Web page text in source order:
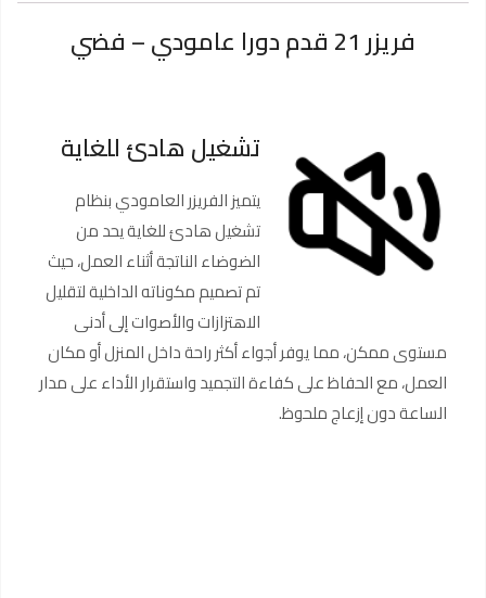
فريزر 21 قدم دورا عامودي – فضي
تشغيل هادئ للغاية
يتميز الفريزر العامودي بنظام
تشغيل هادئ للغاية يحد من
الضوضاء الناتجة أثناء العمل، حيث
تم تصميم مكوناته الداخلية لتقليل
الاهتزازات والأصوات إلى أدنى
مستوى ممكن، مما يوفر أجواء أكثر راحة داخل المنزل أو مكان
العمل، مع الحفاظ على كفاءة التجميد واستقرار الأداء على مدار
الساعة دون إزعاج ملحوظ.